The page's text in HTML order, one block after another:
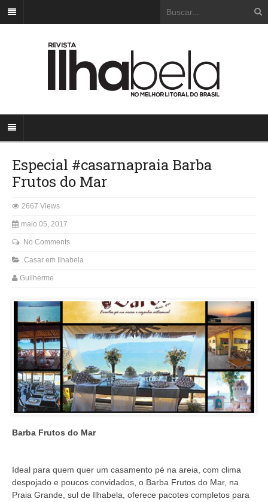
Especial #casarnapraia Barba
Frutos do Mar
2667 Views
maio 05, 2017
No Comments
Casar em Ilhabela
Guilherme
Barba Frutos do Mar
Ideal para quem quer um casamento pé na areia, com clima
despojado e poucos convidados, o Barba Frutos do Mar, na
Praia Grande, sul de Ilhabela, oferece pacotes completos para